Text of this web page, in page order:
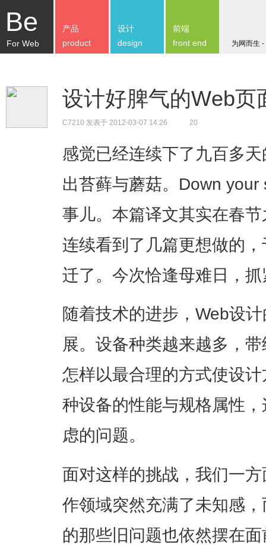
Be
For Web 为网而生
产品
product
设计
design
前端
front end
设计好脾气的Web页
C7210 发表于 2012-03-07 14:26 20
感觉已经连续下了九百多
出苔藓与蘑菇。Down
事儿。本篇译文其实在春
连续看到了几篇更想做的
迁了。今次恰逢母难日，
随着技术的进步，Web设
展。设备种类越来越多，
怎样以最合理的方式使设
种设备的性能与规格属性
虑的问题。
面对这样的挑战，我们一
作领域突然充满了未知感
的那些旧问题也依然摆在